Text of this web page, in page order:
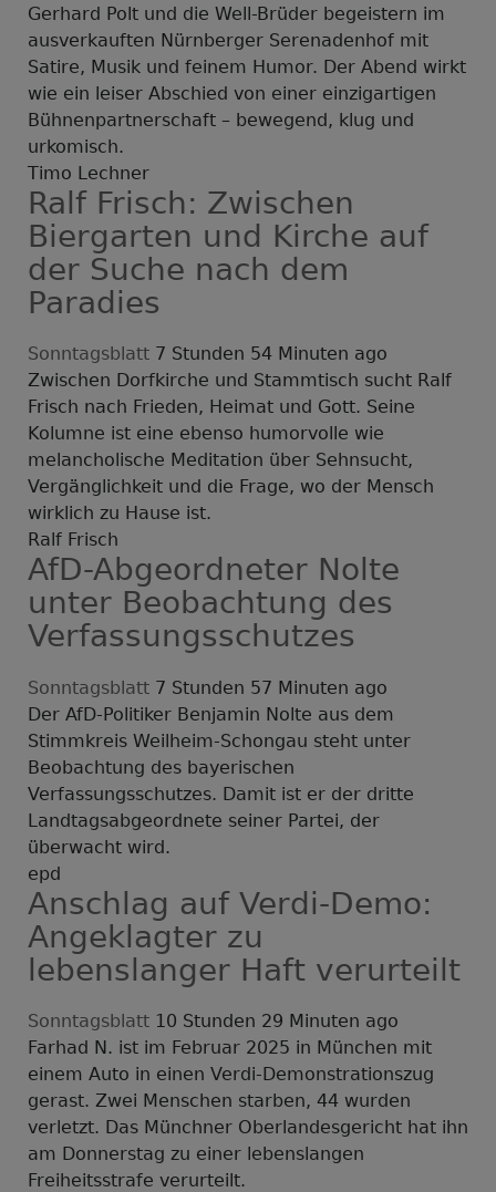
Gerhard Polt und die Well-Brüder begeistern im
ausverkauften Nürnberger Serenadenhof mit
Satire, Musik und feinem Humor. Der Abend wirkt
wie ein leiser Abschied von einer einzigartigen
Bühnenpartnerschaft – bewegend, klug und
urkomisch.
Timo Lechner
Ralf Frisch: Zwischen
Biergarten und Kirche auf
der Suche nach dem
Paradies
Sonntagsblatt 7 Stunden 54 Minuten ago
Zwischen Dorfkirche und Stammtisch sucht Ralf
Frisch nach Frieden, Heimat und Gott. Seine
Kolumne ist eine ebenso humorvolle wie
melancholische Meditation über Sehnsucht,
Vergänglichkeit und die Frage, wo der Mensch
wirklich zu Hause ist.
Ralf Frisch
AfD-Abgeordneter Nolte
unter Beobachtung des
Verfassungsschutzes
Sonntagsblatt 7 Stunden 57 Minuten ago
Der AfD-Politiker Benjamin Nolte aus dem
Stimmkreis Weilheim-Schongau steht unter
Beobachtung des bayerischen
Verfassungsschutzes. Damit ist er der dritte
Landtagsabgeordnete seiner Partei, der
überwacht wird.
epd
Anschlag auf Verdi-Demo:
Angeklagter zu
lebenslanger Haft verurteilt
Sonntagsblatt 10 Stunden 29 Minuten ago
Farhad N. ist im Februar 2025 in München mit
einem Auto in einen Verdi-Demonstrationszug
gerast. Zwei Menschen starben, 44 wurden
verletzt. Das Münchner Oberlandesgericht hat ihn
am Donnerstag zu einer lebenslangen
Freiheitsstrafe verurteilt.